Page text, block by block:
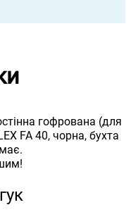
гофрована (для
FA 40, чорна, бухта